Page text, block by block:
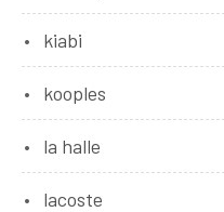
kiabi
kooples
la halle
lacoste